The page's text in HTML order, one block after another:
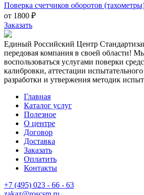
Поверка счетчиков оборотов
от 1800 ₽
Заказать
Единый Российский Центр
передовая компания в своей области!
воспользоваться услугами поверки
калибровки, аттестации
разработки и утвержения методик
Главная
Каталог услуг
Полезное
О центре
Договор
Доставка
Заказать
Оплатить
Контакты
+7 (495) 023 - 66 - 63